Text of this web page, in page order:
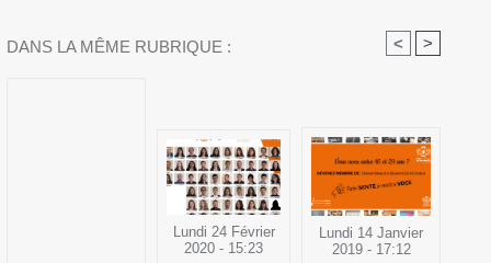
DANS LA MÊME RUBRIQUE : < >
Lundi 24 Février
2020 - 15:23
Lundi 14 Janvier
2019 - 17:12